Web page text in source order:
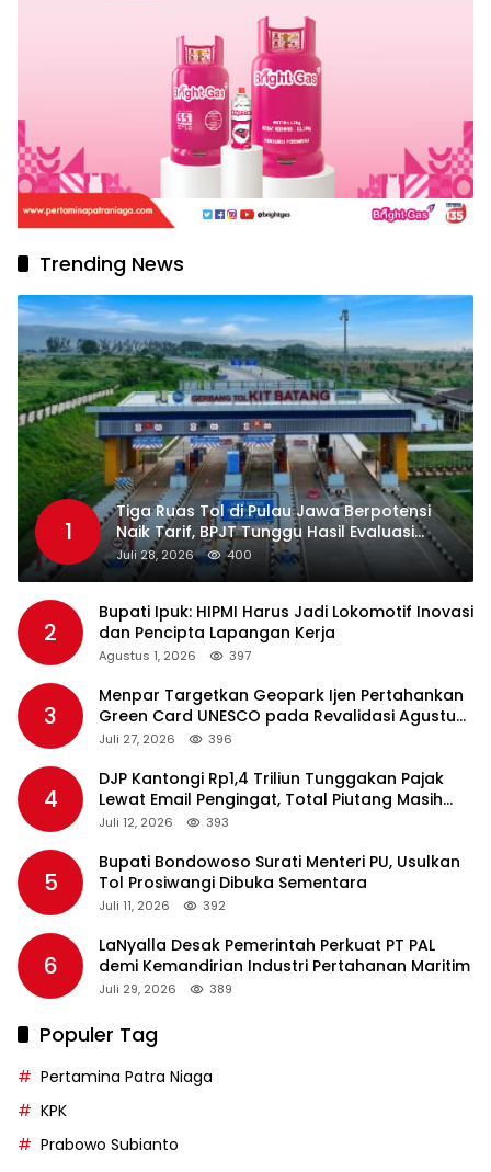
Trending News
1
Tiga Ruas Tol di Pulau Jawa Berpotensi
Naik Tarif, BPJT Tunggu Hasil Evaluasi
Standar Pelayanan
Juli 28, 2026 400
2
Bupati Ipuk: HIPMI Harus Jadi Lokomotif Inovasi
dan Pencipta Lapangan Kerja
Agustus 1, 2026 397
3
Menpar Targetkan Geopark Ijen Pertahankan
Green Card UNESCO pada Revalidasi Agustus
2026
Juli 27, 2026 396
4
DJP Kantongi Rp1,4 Triliun Tunggakan Pajak
Lewat Email Pengingat, Total Piutang Masih
Rp36 Triliun
Juli 12, 2026 393
5
Bupati Bondowoso Surati Menteri PU, Usulkan
Tol Prosiwangi Dibuka Sementara
Juli 11, 2026 392
6
LaNyalla Desak Pemerintah Perkuat PT PAL
demi Kemandirian Industri Pertahanan Maritim
Juli 29, 2026 389
Populer Tag
Pertamina Patra Niaga
KPK
Prabowo Subianto